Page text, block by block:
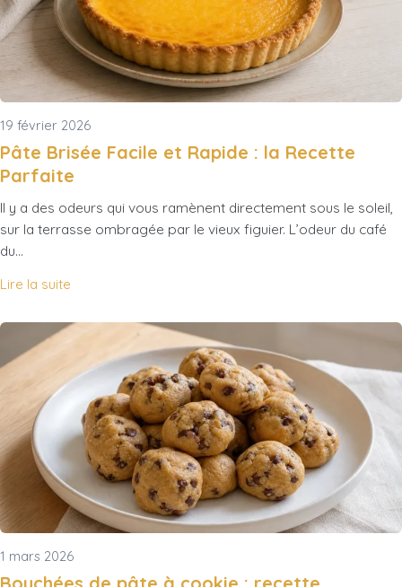
19 février 2026
Pâte Brisée Facile et Rapide : la Recette
Parfaite
Il y a des odeurs qui vous ramènent directement sous le soleil,
sur la terrasse ombragée par le vieux figuier. L’odeur du café
du…
Lire la suite
1 mars 2026